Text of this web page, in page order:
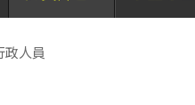
政人員